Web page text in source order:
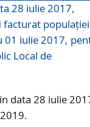
28 iulie 2017,
facturat
01 iulie 2017,
Local de
data 28 iulie